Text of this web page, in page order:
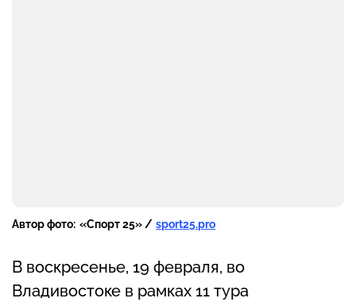
Автор фото: «Спорт 25» / sport25.pro
В воскресенье, 19 февраля, во
Владивостоке в рамках 11 тура